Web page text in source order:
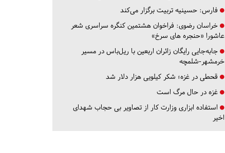
فارس: حسینیه تربیت برگزار می‌کند
خراسان رضوی: فراخوان هشتمین کنگره سراسری شعر
عاشورا «حنجره های سرخ»
جابه‌جایی رایگان زائران اربعین با ریل‌باس در مسیر
خرمشهر-شلمچه
قحطی در غزه؛ شکر کیلویی هزار دلار شد
غزه در حال مرگ است
استفاده ابزاری وزارت کار از تصاویر بی حجاب شهدای
اخیر